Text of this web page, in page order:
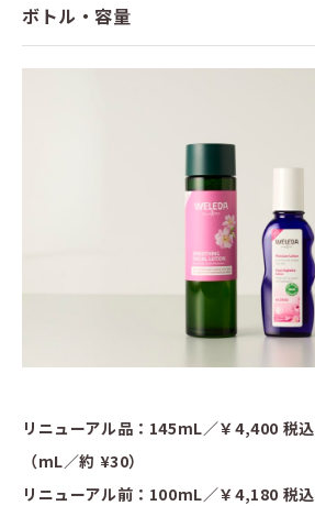
ボトル・容量
リニューアル品：145mL／￥4,400 税込
（mL／約 ¥30）
リニューアル前：100mL／￥4,180 税込